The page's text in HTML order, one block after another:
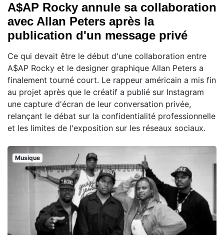
A$AP Rocky annule sa collaboration
avec Allan Peters après la
publication d'un message privé
Ce qui devait être le début d'une collaboration entre
A$AP Rocky et le designer graphique Allan Peters a
finalement tourné court. Le rappeur américain a mis fin
au projet après que le créatif a publié sur Instagram
une capture d'écran de leur conversation privée,
relançant le débat sur la confidentialité professionnelle
et les limites de l'exposition sur les réseaux sociaux.
Musique